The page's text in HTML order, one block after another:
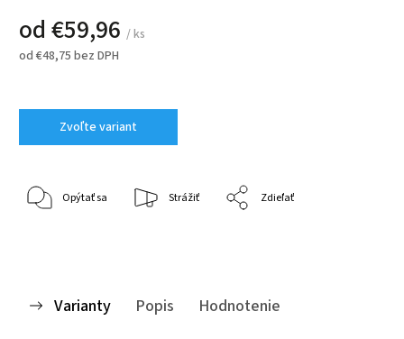
od €59,96 / ks
od €48,75 bez DPH
Zvoľte variant
Opýtať sa Strážiť Zdieľať
Varianty Popis
Hodnotenie